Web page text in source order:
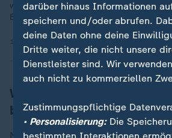
weisen Trumps Drohungen zurück und
Eskalation.
Wer ist an der
beteiligt gewesen?
Neben Deutschland hatten auch
darüber hinaus Informationen
speichern und/oder abrufen.
deine Daten ohne deine
Dritte weiter, die nicht unsere
Dienstleister sind. Wir
auch nicht zu kommerziellen
Zustimmungspflichtige
• Personalisierung:Die